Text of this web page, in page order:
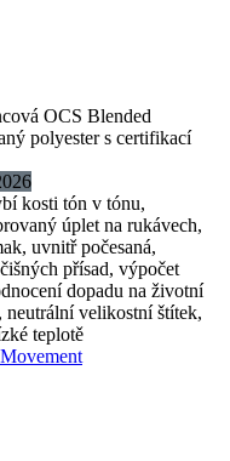
OCS Blended
polyester s certifikací
kosti tón v tónu,
úplet na rukávech,
uvnitř počesaná,
přísad, výpočet
dopadu na životní
velikostní štítek,
teplotě